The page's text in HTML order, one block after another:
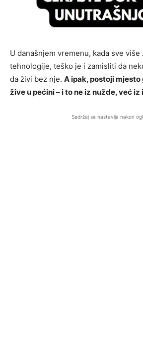
U današnjem vremenu, kada sve više
tehnologije, teško je i zamisliti da
da živi bez nje. A ipak, postoji
žive u pećini – i to ne iz nužde, već iz
Sadržaj se nastavlja nakon